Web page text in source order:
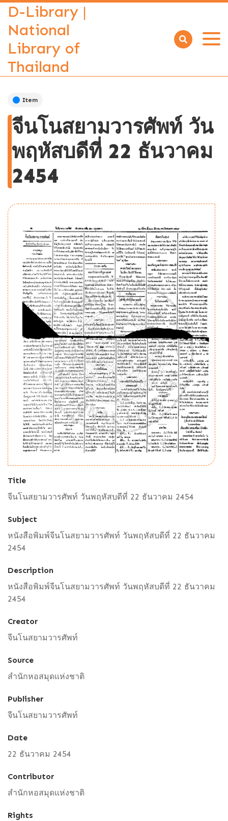
D-Library |
National
Library of
Thailand
Open
Item
จีนโนสยามวารศัพท์ วัน
พฤหัสบดีที่ 22 ธันวาคม
2454
Title
จีนโนสยามวารศัพท์ วันพฤหัสบดีที่ 22 ธันวาคม 2454
Subject
หนังสือพิมพ์จีนโนสยามวารศัพท์ วันพฤหัสบดีที่ 22 ธันวาคม
2454
Description
หนังสือพิมพ์จีนโนสยามวารศัพท์ วันพฤหัสบดีที่ 22 ธันวาคม
2454
Creator
จีนโนสยามวารศัพท์
Source
สำนักหอสมุดแห่งชาติ
Publisher
จีนโนสยามวารศัพท์
Date
22 ธันวาคม 2454
Contributor
สำนักหอสมุดแห่งชาติ
Rights